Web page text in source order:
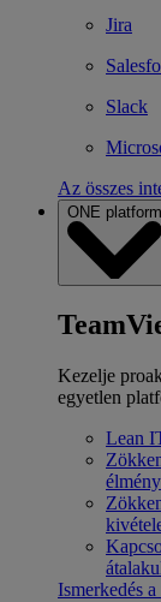
Jira
Slack
Az összes
ONE platform
Kezelje
egyetlen
Lean
élmény
Ismerkedés